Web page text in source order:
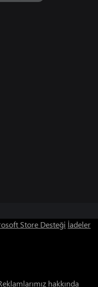
Store Desteği İadeler
hakkında